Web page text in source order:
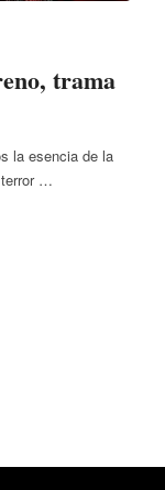
trama
la esencia de la
terror …